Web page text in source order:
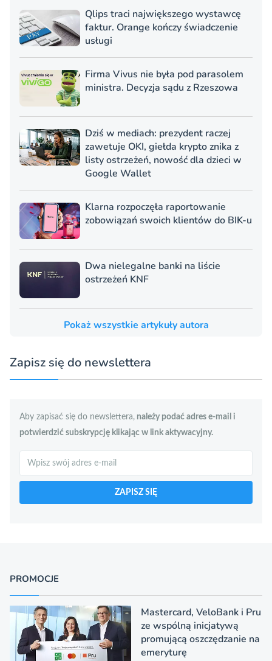
Qlips traci największego wystawcę
faktur. Orange kończy świadczenie
usługi
Firma Vivus nie była pod parasolem
ministra. Decyzja sądu z Rzeszowa
Dziś w mediach: prezydent raczej
zawetuje OKI, giełda krypto znika z
listy ostrzeżeń, nowość dla dzieci w
Google Wallet
Klarna rozpoczęła raportowanie
zobowiązań swoich klientów do BIK-u
Dwa nielegalne banki na liście
ostrzeżeń KNF
Pokaż wszystkie artykuły autora
Zapisz się do newslettera
Aby zapisać się do newslettera, należy podać adres e-mail i
potwierdzić subskrypcję klikając w link aktywacyjny.
ZAPISZ SIĘ
PROMOCJE
Mastercard, VeloBank i Pru
ze wspólną inicjatywą
promującą oszczędzanie na
emeryturę